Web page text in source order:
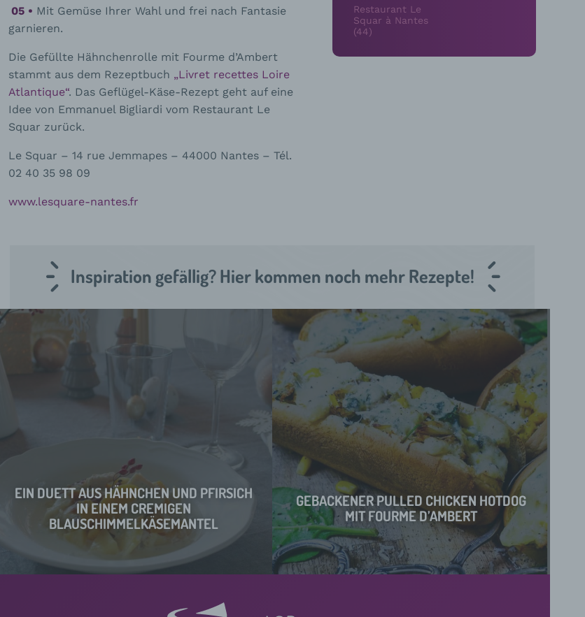
Restaurant Le
Squar à Nantes
(44)
Mit Gemüse Ihrer Wahl und frei nach Fantasie
garnieren.
Die Gefüllte Hähnchenrolle mit Fourme d’Ambert
stammt aus dem Rezeptbuch „Livret recettes Loire
Atlantique“. Das Geflügel-Käse-Rezept geht auf eine
Idee von Emmanuel Bigliardi vom Restaurant Le
Squar zurück.
Le Squar – 14 rue Jemmapes – 44000 Nantes – Tél.
02 40 35 98 09
www.lesquare-nantes.fr
Inspiration gefällig? Hier kommen noch mehr Rezepte!
EIN DUETT AUS HÄHNCHEN UND PFIRSICH
IN EINEM CREMIGEN
BLAUSCHIMMELKÄSEMANTEL
GEBACKENER PULLED CHICKEN HOTDOG
MIT FOURME D’AMBERT